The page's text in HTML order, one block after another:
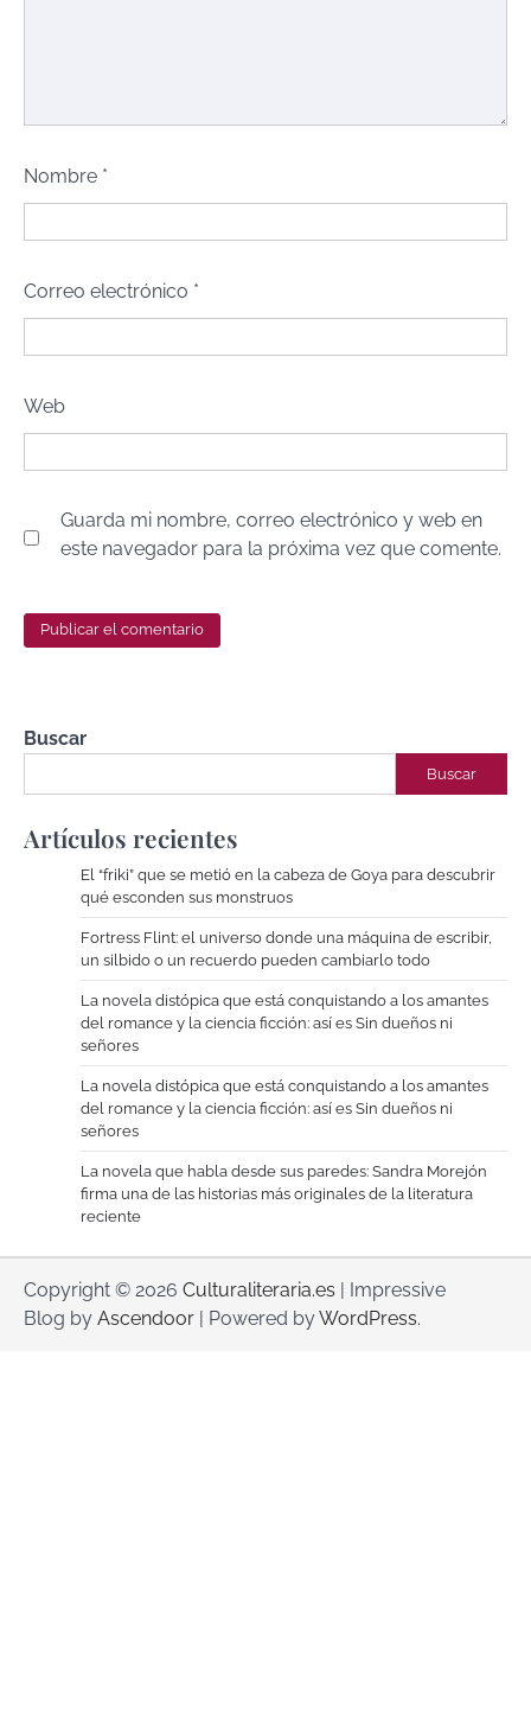
Nombre *
Correo electrónico *
Web
Guarda mi nombre, correo electrónico y web en
este navegador para la próxima vez que comente.
Buscar
Buscar
Artículos recientes
El “friki” que se metió en la cabeza de Goya para descubrir
qué esconden sus monstruos
Fortress Flint: el universo donde una máquina de escribir,
un silbido o un recuerdo pueden cambiarlo todo
La novela distópica que está conquistando a los amantes
del romance y la ciencia ficción: así es Sin dueños ni
señores
La novela distópica que está conquistando a los amantes
del romance y la ciencia ficción: así es Sin dueños ni
señores
La novela que habla desde sus paredes: Sandra Morejón
firma una de las historias más originales de la literatura
reciente
Copyright © 2026 Culturaliteraria.es | Impressive
Blog by Ascendoor | Powered byWordPress.